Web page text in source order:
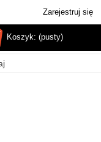
Zarejestruj się
Koszyk: (pusty)